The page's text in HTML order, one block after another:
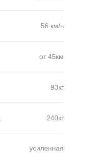
56 км/ч
от 45км
93кг
240кг
усиленная